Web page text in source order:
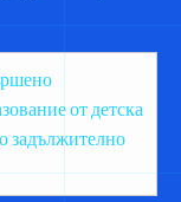
от детска
задължително